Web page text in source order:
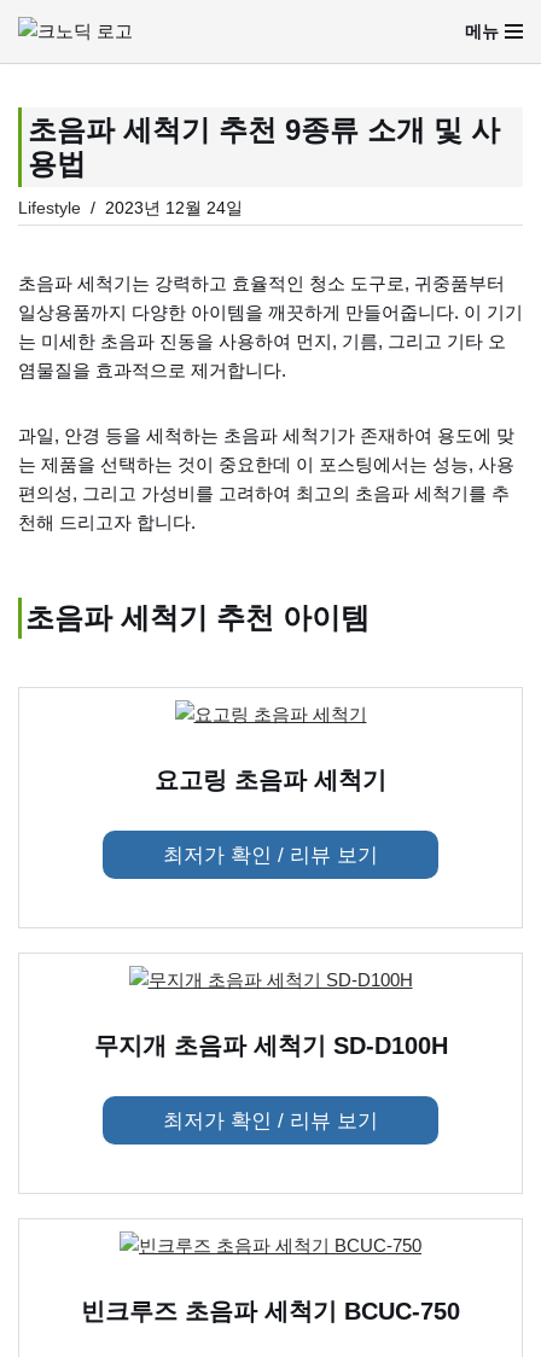
콘
츠
로
건
너
메뉴
초음파 세척기 추천 9종류 소개 및 사
용법
Lifestyle 2023년 12월 24일
초음파 세척기는 강력하고 효율적인 청소 도구로, 귀중품부터
일상용품까지 다양한 아이템을 깨끗하게 만들어줍니다. 이 기기
는 미세한 초음파 진동을 사용하여 먼지, 기름, 그리고 기타 오
염물질을 효과적으로 제거합니다.
과일, 안경 등을 세척하는 초음파 세척기가 존재하여 용도에 맞
는 제품을 선택하는 것이 중요한데 이 포스팅에서는 성능, 사용
편의성, 그리고 가성비를 고려하여 최고의 초음파 세척기를 추
천해 드리고자 합니다.
초음파 세척기 추천 아이템
요고링 초음파 세척기
최저가 확인 / 리뷰 보기
무지개 초음파 세척기 SD-D100H
최저가 확인 / 리뷰 보기
빈크루즈 초음파 세척기 BCUC-750